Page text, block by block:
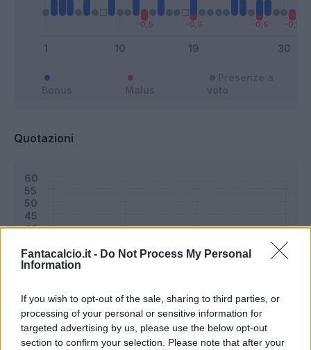
Fantacalcio.it - Do Not Process My Personal
Information
If you wish to opt-out of the sale, sharing to third parties, or
processing of your personal or sensitive information for
targeted advertising by us, please use the below opt-out
section to confirm your selection. Please note that after your
Quotazioni